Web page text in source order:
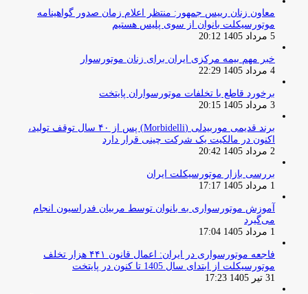
معاون زنان رییس جمهور: منتظر اعلام زمان صدور گواهینامه
موتورسیکلت بانوان از سوی پلیس هستیم
5 مرداد 1405 20:12
خبر مهم بیمه مرکزی ایران برای زنان موتورسوار
4 مرداد 1405 22:29
برخورد قاطع با تخلفات موتورسواران پایتخت
3 مرداد 1405 20:15
برند قدیمی موربیدلی (Morbidelli) پس از ۴۰ سال توقف تولید،
اکنون در مالکیت یک شرکت چینی قرار دارد
2 مرداد 1405 20:42
بررسی بازار موتورسیکلت ایران
1 مرداد 1405 17:17
آموزش موتورسواری به بانوان توسط مربیان فدراسیون انجام
می‌گیرد
1 مرداد 1405 17:04
فاجعه موتورسواری در ایران: اعمال قانون ۴۴۱ هزار تخلف
موتورسیکلت از ابتدای سال 1405 تا کنون در پایتخت
31 تیر 1405 17:23